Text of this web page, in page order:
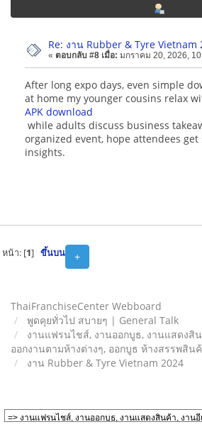
Re: งาน Rubber & Tyre Vietnam
« ตอบกลับ #8 เมื่อ: มกราคม 20, 2026,
After long expo days, even simple
at home my younger cousins relax
APK download
while adults discuss business
organized event, hope attendees
insights.
+
หน้า: [1] ขึ้นบน
ThaiFranchiseCenter Webboard
พูดคุยทั่วไป สบายๆ | General Talk
งานแฟรนไชส์, งานออกบูธ, งานแสดงสิ
ออกงานตามห้างต่างๆ, ออกบูธ ห้างสรรพสิ
งาน Rubber & Tyre Vietnam 2024